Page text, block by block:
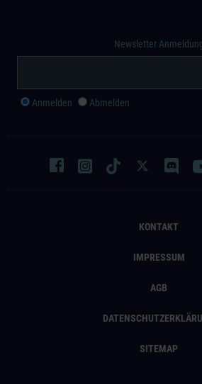
KONTAKT
IMPRESSUM
AGB
SITEMAP
Newsletter
Anmelden Abmelden